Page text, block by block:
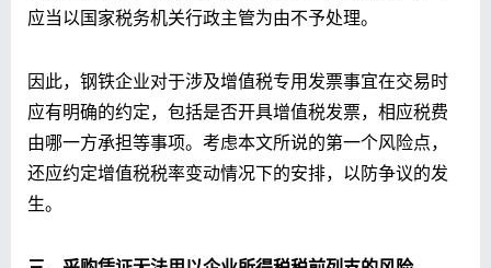
应当以国家税务机关行政主管为由不予处理。
因此，钢铁企业对于涉及增值税专用发票事宜在交易时
应有明确的约定，包括是否开具增值税发票，相应税费
由哪一方承担等事项。考虑本文所说的第一个风险点，
还应约定增值税税率变动情况下的安排，以防争议的发
生。